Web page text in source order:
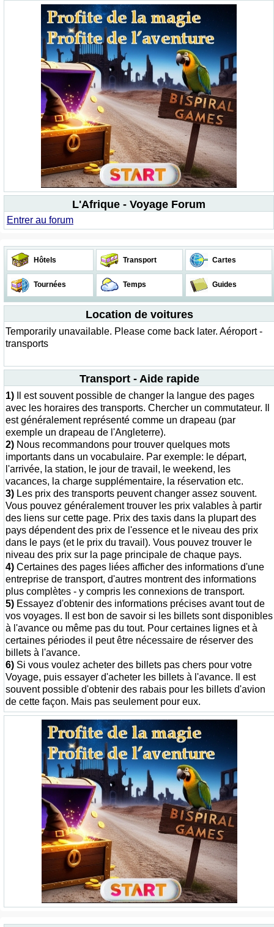
L'Afrique - Voyage Forum
Entrer au forum
Hôtels Transport Cartes
Tournées Temps Guides
Location de voitures
Temporarily unavailable. Please come back later. Aéroport -
transports
Transport - Aide rapide
1) Il est souvent possible de changer la langue des pages
avec les horaires des transports. Chercher un commutateur. Il
est généralement représenté comme un drapeau (par
exemple un drapeau de l'Angleterre).
2) Nous recommandons pour trouver quelques mots
importants dans un vocabulaire. Par exemple: le départ,
l'arrivée, la station, le jour de travail, le weekend, les
vacances, la charge supplémentaire, la réservation etc.
3) Les prix des transports peuvent changer assez souvent.
Vous pouvez généralement trouver les prix valables à partir
des liens sur cette page. Prix des taxis dans la plupart des
pays dépendent des prix de l'essence et le niveau des prix
dans le pays (et le prix du travail). Vous pouvez trouver le
niveau des prix sur la page principale de chaque pays.
4) Certaines des pages liées afficher des informations d'une
entreprise de transport, d'autres montrent des informations
plus complètes - y compris les connexions de transport.
5) Essayez d'obtenir des informations précises avant tout de
vos voyages. Il est bon de savoir si les billets sont disponibles
à l'avance ou même pas du tout. Pour certaines lignes et à
certaines périodes il peut être nécessaire de réserver des
billets à l'avance.
6) Si vous voulez acheter des billets pas chers pour votre
Voyage, puis essayer d'acheter les billets à l'avance. Il est
souvent possible d'obtenir des rabais pour les billets d'avion
de cette façon. Mais pas seulement pour eux.